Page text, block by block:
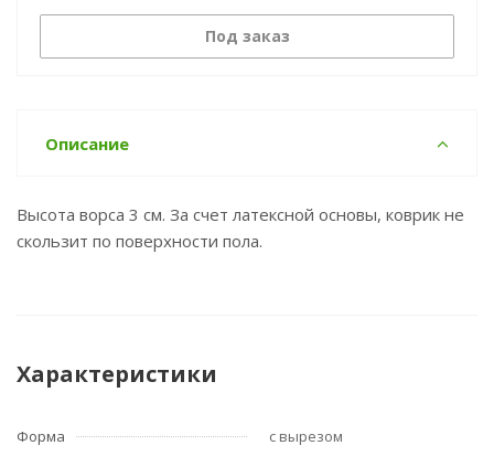
Под заказ
Описание
Высота ворса 3 см. За счет латексной основы, коврик не
скользит по поверхности пола.
Характеристики
Форма
с вырезом